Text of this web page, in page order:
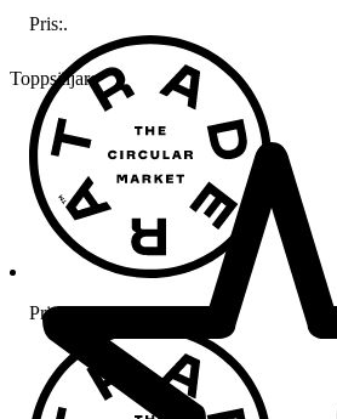
Toppsäljare
Pris:.
Pris:.